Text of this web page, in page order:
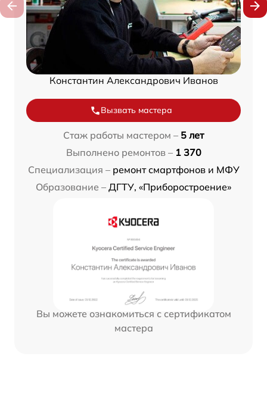
Константин Александрович Иванов
Вызвать мастера
Стаж работы мастером – 5 лет
Выполнено ремонтов – 1 370
Специализация – ремонт смартфонов и МФУ
Образование – ДГТУ, «Приборостроение»
Вы можете ознакомиться с сертификатом
мастера